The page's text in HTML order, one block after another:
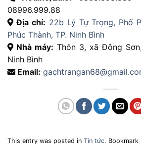
08996.999.88
Địa chỉ: 22b Lý Tự Trọng, Phố
Phúc Thành, TP. Ninh Bình
Nhà máy: Thôn 3, xã Đông
Ninh Bình
Email:
This entry was posted in Tin tức. Bookmark